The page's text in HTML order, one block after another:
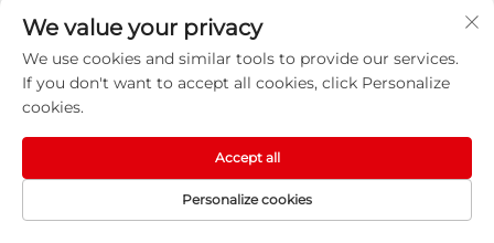
mga layuning pangmatagalan sa produksyon.
Nakaraan:
Susunod:Paano Nakakatugon Ang Tianjin ENAK Na Awtomatikong Makina Para Sa Paglalagay Ng Label Sa Bote Ng Tubig Sa Mga Pangangailangan Sa Paglalagay Ng Label Para Sa Iba't Ibang Uri Ng Bote?
We value your privacy
We use cookies and similar tools to provide our services.
If you don't want to accept all cookies, click Personalize
cookies.
Personalize cookies
Accept all